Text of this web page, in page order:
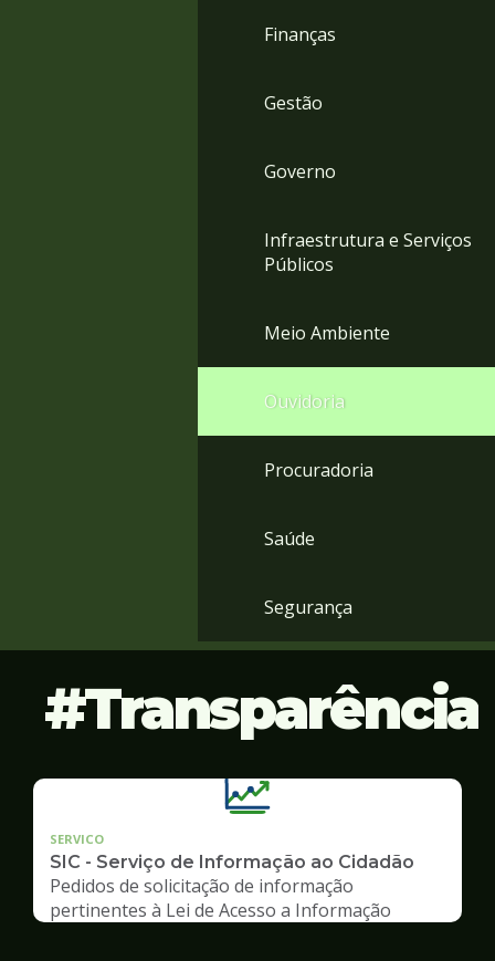
Finanças
Gestão
Governo
Infraestrutura e Serviços
Públicos
Meio Ambiente
Ouvidoria
Procuradoria
Saúde
Segurança
Transparência
SERVICO
SIC - Serviço de Informação ao Cidadão
Pedidos de solicitação de informação
pertinentes à Lei de Acesso a Informação